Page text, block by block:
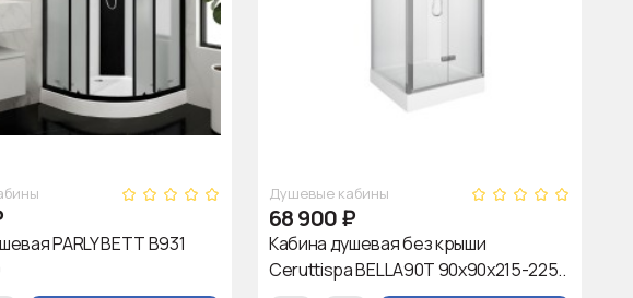
PARLY BETT B931
Душевые кабины
68 900₽
Кабина душевая без крыши
Ceruttispa BELLA90T 90x90x215-225..